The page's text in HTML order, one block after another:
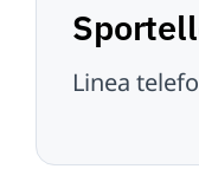
Linea